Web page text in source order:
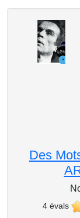
Des
4 évals